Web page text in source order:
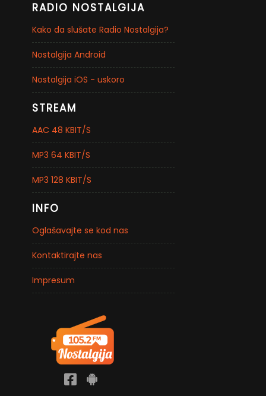
RADIO NOSTALGIJA
Kako da slušate Radio Nostalgija?
Nostalgija Android
Nostalgija iOS - uskoro
STREAM
AAC 48 KBIT/S
MP3 64 KBIT/S
MP3 128 KBIT/S
INFO
Oglašavajte se kod nas
Kontaktirajte nas
Impresum